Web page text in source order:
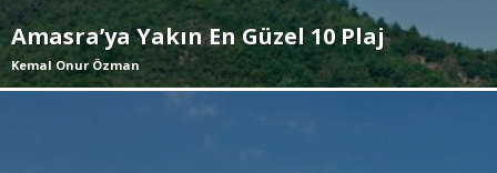
Amasra’ya Yakın En Güzel 10 Plaj
Kemal Onur Özman